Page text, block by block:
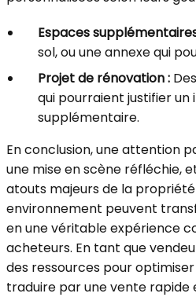
Espaces
sol, ou une annexe qui
Projet de rénovation :
qui pourraient justifier un
supplémentaire.
En conclusion, une attention
une mise en scène réfléchie,
atouts majeurs de la
environnement peuvent
en une véritable expérience
acheteurs. En tant que
des ressources pour
traduire par une vente rapide